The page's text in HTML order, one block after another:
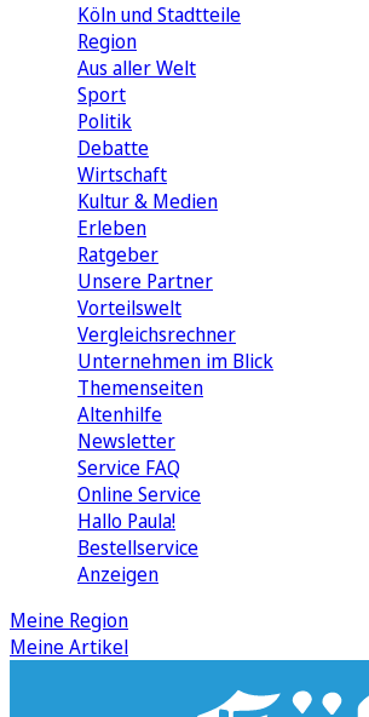
Köln und Stadtteile
Region
Aus aller Welt
Sport
Politik
Debatte
Wirtschaft
Kultur & Medien
Erleben
Ratgeber
Unsere Partner
Vorteilswelt
Vergleichsrechner
Unternehmen im Blick
Themenseiten
Altenhilfe
Newsletter
Service FAQ
Online Service
Hallo Paula!
Bestellservice
Anzeigen
Meine Region
Meine Artikel